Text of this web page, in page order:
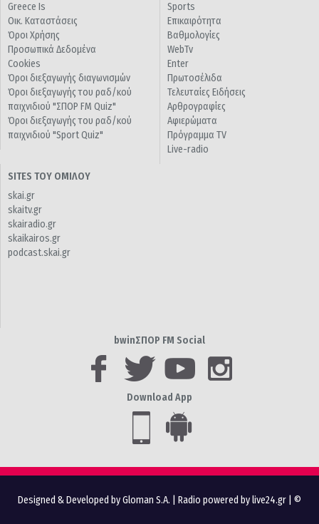
Greece Is
Οικ. Καταστάσεις
Όροι Χρήσης
Προσωπικά Δεδομένα
Cookies
Όροι διεξαγωγής διαγωνισμών
Όροι διεξαγωγής του ραδ/κού
παιχνιδιού "ΣΠΟΡ FM Quiz"
Όροι διεξαγωγής του ραδ/κού
παιχνιδιού "Sport Quiz"
Sports
Επικαιρότητα
Βαθμολογίες
WebTv
Enter
Πρωτοσέλιδα
Τελευταίες Ειδήσεις
Αρθρογραφίες
Αφιερώματα
Πρόγραμμα TV
Live-radio
SITES ΤΟΥ ΟΜΙΛΟΥ
skai.gr
skaitv.gr
skairadio.gr
skaikairos.gr
podcast.skai.gr
bwinΣΠΟΡ FM Social
Download App
Designed & Developed by Gloman S.A. Radio powered by live24.gr | ©